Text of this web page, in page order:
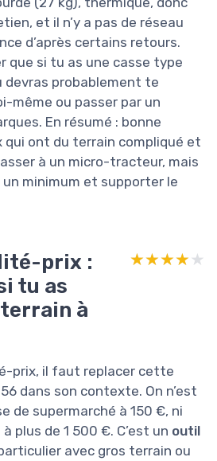
Le fait qu’elle soit livrée
et un sac de
plus pratique, même si
acheter la machine.
j’ai aussi vu les limites
(27 kg), thermique,
et il n’y a pas de
en France d’après certains
que si tu as une
autre, tu devras
pour ceux qui ont du
ne veulent pas passer
il faut aimer bricoler
le thermique.
prix :
tu as
à
★★★★★
★★★★★